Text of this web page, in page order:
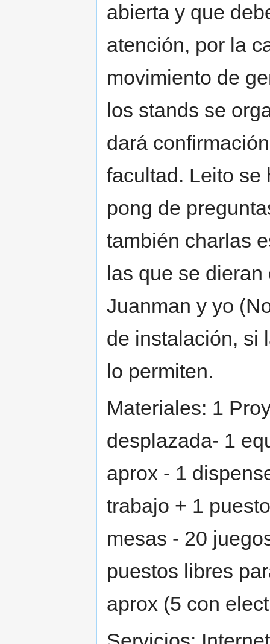
abierta y que
atención, por la
movimiento de
los stands se
dará
facultad. Leito se
pong de
también charlas
las que se
Juanman y yo
de instalación, si
lo permiten.
Materiales: 1
desplazada- 1
aprox - 1
trabajo + 1
mesas - 20
puestos libres
aprox (5 con